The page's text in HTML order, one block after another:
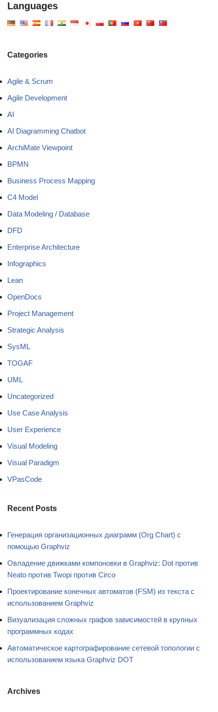
Languages
Categories
Agile & Scrum
Agile Development
AI
AI Diagramming Chatbot
ArchiMate Viewpoint
BPMN
Business Process Mapping
C4 Model
Data Modeling / Database
DFD
Enterprise Architecture
Infographics
Lean
OpenDocs
Project Management
Strategic Analysis
SysML
TOGAF
UML
Uncategorized
Use Case Analysis
User Experience
Visual Modeling
Visual Paradigm
VPasCode
Recent Posts
Генерация организационных диаграмм (Org Chart) с
помощью Graphviz
Овладение движками компоновки в Graphviz: Dot против
Neato против Twopi против Circo
Проектирование конечных автоматов (FSM) из текста с
использованием Graphviz
Визуализация сложных графов зависимостей в крупных
программных кодах
Автоматическое картографирование сетевой топологии с
использованием языка Graphviz DOT
Archives